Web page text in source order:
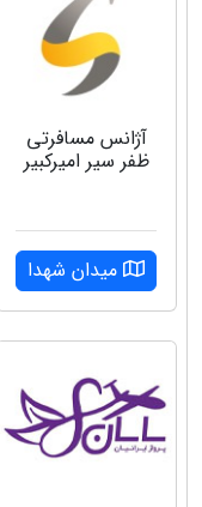
آژانس مسافرتی
ظفر سیر امیرکبیر
میدان شهدا